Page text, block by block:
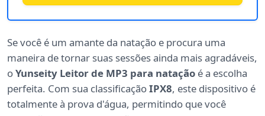
Se você é um amante da natação e procura uma
maneira de tornar suas sessões ainda mais agradáveis,
oYunseity Leitor de MP3 para natação é a escolha
perfeita. Com sua classificaçãoIPX8, este dispositivo é
totalmente à prova d'água, permitindo que você